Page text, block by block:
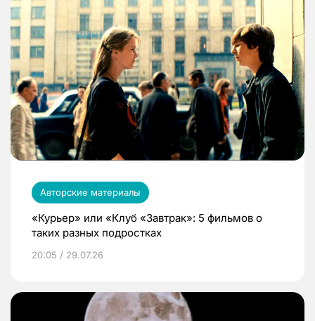
Авторские материалы
«Курьер» или «Клуб «Завтрак»: 5 фильмов о
таких разных подростках
20:05 / 29.07.26